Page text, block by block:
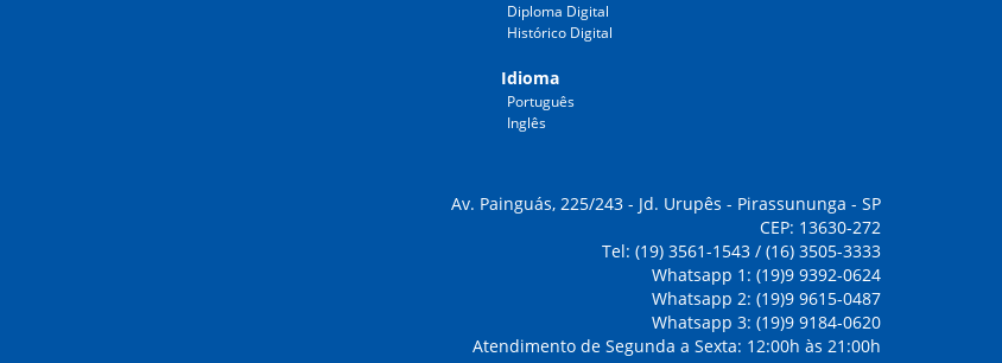
Diploma Digital
Histórico Digital
Idioma
Português
Inglês
Av. Painguás, 225/243 - Jd. Urupês - Pirassununga - SP
CEP: 13630-272
Tel: (19) 3561-1543 / (16) 3505-3333
Whatsapp 1: (19)9 9392-0624
Whatsapp 2: (19)9 9615-0487
Whatsapp 3: (19)9 9184-0620
Atendimento de Segunda a Sexta: 12:00h às 21:00h